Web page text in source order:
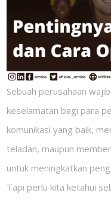
Sebuah perusahaan
keselamatan bagi para
komunikasi yang baik,
teladan, maupun
untuk meningkatkan
Tapi perlu kita ketahui